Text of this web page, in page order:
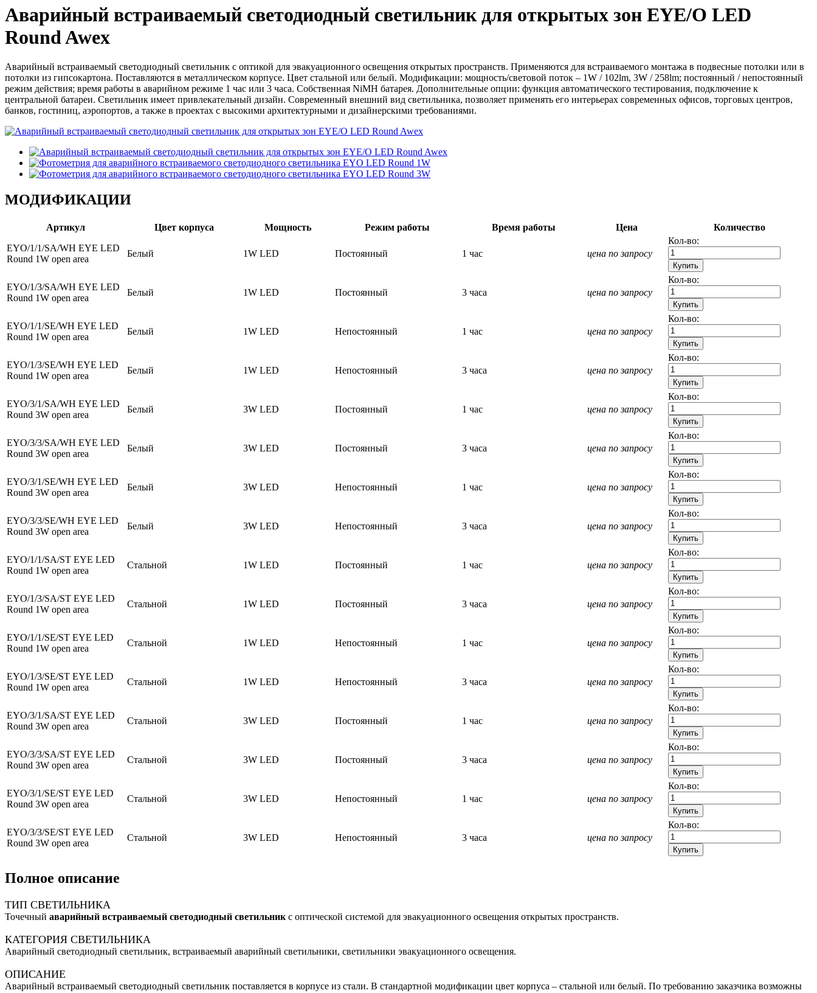
Аварийный встраиваемый светодиодный светильник для открытых зон EYE/O LED
Round Awex
Аварийный встраиваемый светодиодный светильник с оптикой для эвакуационного освещения открытых пространств. Применяются для встраиваемого монтажа в подвесные потолки или в
потолки из гипсокартона. Поставляются в металлическом корпусе. Цвет стальной или белый. Модификации: мощность/световой поток – 1W / 102lm, 3W / 258lm; постоянный / непостоянный
режим действия; время работы в аварийном режиме 1 час или 3 часа. Собственная NiMH батарея. Дополнительные опции: функция автоматического тестирования, подключение к
центральной батареи. Светильник имеет привлекательный дизайн. Современный внешний вид светильника, позволяет применять его интерьерах современных офисов, торговых центров,
банков, гостиниц, аэропортов, а также в проектах с высокими архитектурными и дизайнерскими требованиями.
МОДИФИКАЦИИ
Артикул Цвет корпуса Мощность Режим работы Время работы Цена
Количество
EYO/1/1/SA/WH EYE LED
Round 1W open area
Белый 1W LED Постоянный 1 час цена по запросу
Кол-во:
EYO/1/3/SA/WH EYE LED
Round 1W open area
Белый 1W LED Постоянный 3 часа цена по запросу
Кол-во:
EYO/1/1/SE/WH EYE LED
Round 1W open area
Белый 1W LED Непостоянный 1 час цена по запросу
Кол-во:
EYO/1/3/SE/WH EYE LED
Round 1W open area
Белый 1W LED Непостоянный 3 часа цена по запросу
Кол-во:
EYO/3/1/SA/WH EYE LED
Round 3W open area
Белый 3W LED Постоянный 1 час цена по запросу
Кол-во:
EYO/3/3/SA/WH EYE LED
Round 3W open area
Белый 3W LED Постоянный 3 часа цена по запросу
Кол-во:
EYO/3/1/SE/WH EYE LED
Round 3W open area
Белый 3W LED Непостоянный 1 час цена по запросу
Кол-во:
EYO/3/3/SE/WH EYE LED
Round 3W open area
Белый 3W LED Непостоянный 3 часа цена по запросу
Кол-во:
EYO/1/1/SA/ST EYE LED
Round 1W open area
Стальной 1W LED Постоянный 1 час цена по запросу
Кол-во:
EYO/1/3/SA/ST EYE LED
Round 1W open area
Стальной 1W LED Постоянный 3 часа цена по запросу
Кол-во:
EYO/1/1/SE/ST EYE LED
Round 1W open area
Стальной 1W LED Непостоянный 1 час цена по запросу
Кол-во:
EYO/1/3/SE/ST EYE LED
Round 1W open area
Стальной 1W LED Непостоянный 3 часа цена по запросу
Кол-во:
EYO/3/1/SA/ST EYE LED
Round 3W open area
Стальной 3W LED Постоянный 1 час цена по запросу
Кол-во:
EYO/3/3/SA/ST EYE LED
Round 3W open area
Стальной 3W LED Постоянный 3 часа цена по запросу
Кол-во:
EYO/3/1/SE/ST EYE LED
Round 3W open area
Стальной 3W LED Непостоянный 1 час цена по запросу
Кол-во:
EYO/3/3/SE/ST EYE LED
Round 3W open area
Стальной 3W LED Непостоянный 3 часа цена по запросу
Кол-во:
Полное описание
ТИП СВЕТИЛЬНИКА
Точечный аварийный встраиваемый светодиодный светильник с оптической системой для эвакуационного освещения открытых пространств.
КАТЕГОРИЯ СВЕТИЛЬНИКА
Аварийный светодиодный светильник, встраиваемый аварийный светильники, светильники эвакуационного освещения.
ОПИСАНИЕ
Аварийный встраиваемый светодиодный светильник поставляется в корпусе из стали. В стандартной модификации цвет корпуса – стальной или белый. По требованию заказчика возможны